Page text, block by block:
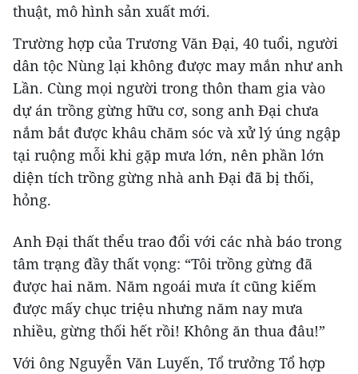
thuật, mô hình sản xuất mới.
Trường hợp của Trương Văn Đại, 40 tuổi, người
dân tộc Nùng lại không được may mắn như anh
Lần. Cùng mọi người trong thôn tham gia vào
dự án trồng gừng hữu cơ, song anh Đại chưa
nắm bắt được khâu chăm sóc và xử lý úng ngập
tại ruộng mỗi khi gặp mưa lớn, nên phần lớn
diện tích trồng gừng nhà anh Đại đã bị thối,
hỏng.
Anh Đại thất thểu trao đổi với các nhà báo trong
tâm trạng đầy thất vọng: “Tôi trồng gừng đã
được hai năm. Năm ngoái mưa ít cũng kiếm
được mấy chục triệu nhưng năm nay mưa
nhiều, gừng thối hết rồi! Không ăn thua đâu!”
Với ông Nguyễn Văn Luyến, Tổ trưởng Tổ hợp